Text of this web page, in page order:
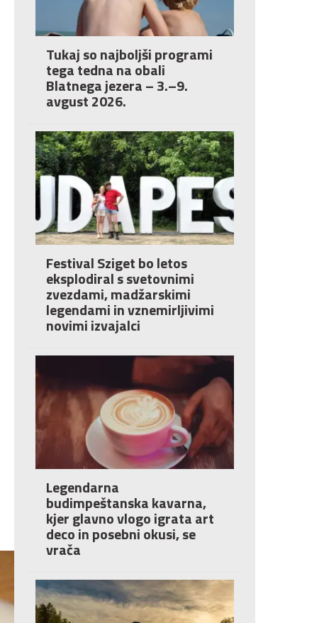
Tukaj so najboljši programi
tega tedna na obali
Blatnega jezera – 3.–9.
avgust 2026.
Festival Sziget bo letos
eksplodiral s svetovnimi
zvezdami, madžarskimi
legendami in vznemirljivimi
novimi izvajalci
Legendarna
budimpeštanska kavarna,
kjer glavno vlogo igrata art
deco in posebni okusi, se
vrača